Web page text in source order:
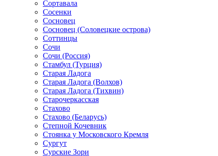
Сортавала
Сосенки
Сосновец
Сосновец (Соловецкие острова)
Соттинцы
Сочи
Сочи (Россия)
Стамбул (Турция)
Старая Ладога
Старая Ладога (Волхов)
Старая Ладога (Тихвин)
Старочеркасская
Стахово
Стахово (Беларусь)
Степной Кочевник
Стоянка у Московского Кремля
Сургут
Сурские Зори